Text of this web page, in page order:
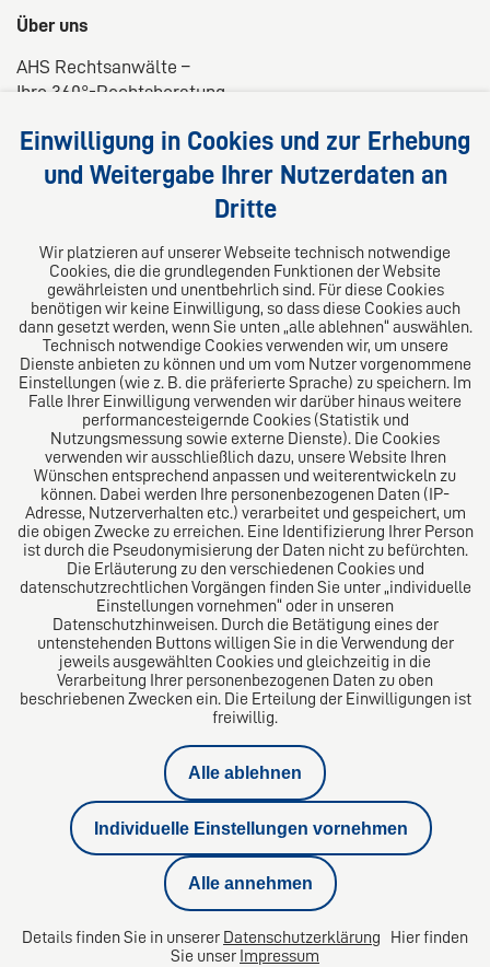
Über uns
AHS Rechtsanwälte –
Ihre 360°-Rechtsberatung
praxisnahe Lösungen für Ihre Rechtsfragen.
Das europäische Kanzlei-Netzwerk
Impressum
Datenschutz
Geschäftsführerhaftung Insolvenzverschleppung
Datenschutzeinstellungen
Einwilligung in Cookies und zur Erhebung
und Weitergabe Ihrer Nutzerdaten an
Dritte
Wir platzieren auf unserer Webseite technisch notwendige
Cookies, die die grundlegenden Funktionen der Website
gewährleisten und unentbehrlich sind. Für diese Cookies
benötigen wir keine Einwilligung, so dass diese Cookies auch
dann gesetzt werden, wenn Sie unten „alle ablehnen“ auswählen.
Technisch notwendige Cookies verwenden wir, um unsere
Dienste anbieten zu können und um vom Nutzer vorgenommene
Einstellungen (wie z. B. die präferierte Sprache) zu speichern. Im
Falle Ihrer Einwilligung verwenden wir darüber hinaus weitere
performancesteigernde Cookies (Statistik und
Nutzungsmessung sowie externe Dienste). Die Cookies
verwenden wir ausschließlich dazu, unsere Website Ihren
Wünschen entsprechend anpassen und weiterentwickeln zu
können. Dabei werden Ihre personenbezogenen Daten (IP-
Adresse, Nutzerverhalten etc.) verarbeitet und gespeichert, um
die obigen Zwecke zu erreichen. Eine Identifizierung Ihrer Person
ist durch die Pseudonymisierung der Daten nicht zu befürchten.
Die Erläuterung zu den verschiedenen Cookies und
datenschutzrechtlichen Vorgängen finden Sie unter „individuelle
Einstellungen vornehmen“ oder in unseren
Datenschutzhinweisen. Durch die Betätigung eines der
untenstehenden Buttons willigen Sie in die Verwendung der
jeweils ausgewählten Cookies und gleichzeitig in die
Verarbeitung Ihrer personenbezogenen Daten zu oben
beschriebenen Zwecken ein. Die Erteilung der Einwilligungen ist
freiwillig.
Alle ablehnen
Individuelle Einstellungen vornehmen
Alle annehmen
Details finden Sie in unserer Datenschutzerklärung Hier finden
Sie unser Impressum